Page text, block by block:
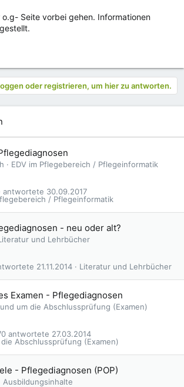
o.g- Seite vorbei gehen. Informationen
oder registrieren, um hier zu antworten.
EDV im Pflegebereich / Pflegeinformatik
/ Pflegeinformatik
30.09.2017
- neu oder alt?
und Lehrbücher
Literatur und Lehrbücher
21.11.2014
Examen - Pflegediagnosen
um die Abschlussprüfung (Examen)
die Abschlussprüfung (Examen)
27.03.2014
- Pflegediagnosen (POP)
Ausbildungsinhalte